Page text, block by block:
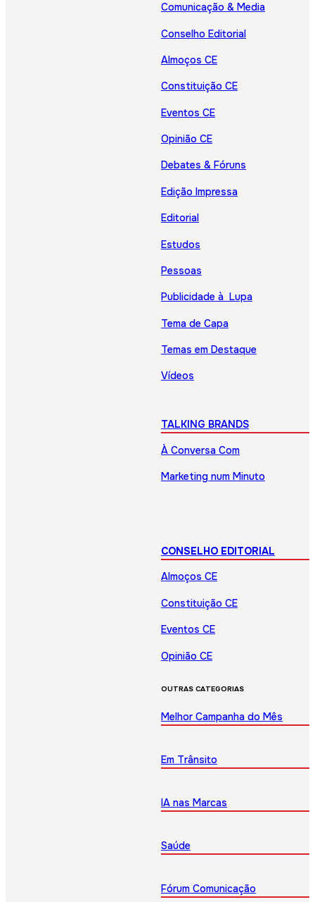
Comunicação & Media
Conselho Editorial
Almoços CE
Constituição CE
Eventos CE
Opinião CE
Debates & Fóruns
Edição Impressa
Editorial
Estudos
Pessoas
Publicidade à Lupa
Tema de Capa
Temas em Destaque
Vídeos
TALKING BRANDS
À Conversa Com
Marketing num Minuto
CONSELHO EDITORIAL
Almoços CE
Constituição CE
Eventos CE
Opinião CE
OUTRAS CATEGORIAS
Melhor Campanha do Mês
Em Trânsito
IA nas Marcas
Saúde
Fórum Comunicação